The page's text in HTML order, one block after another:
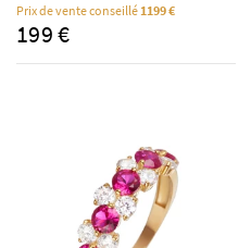
Prix de vente conseillé 1199 €
199 €